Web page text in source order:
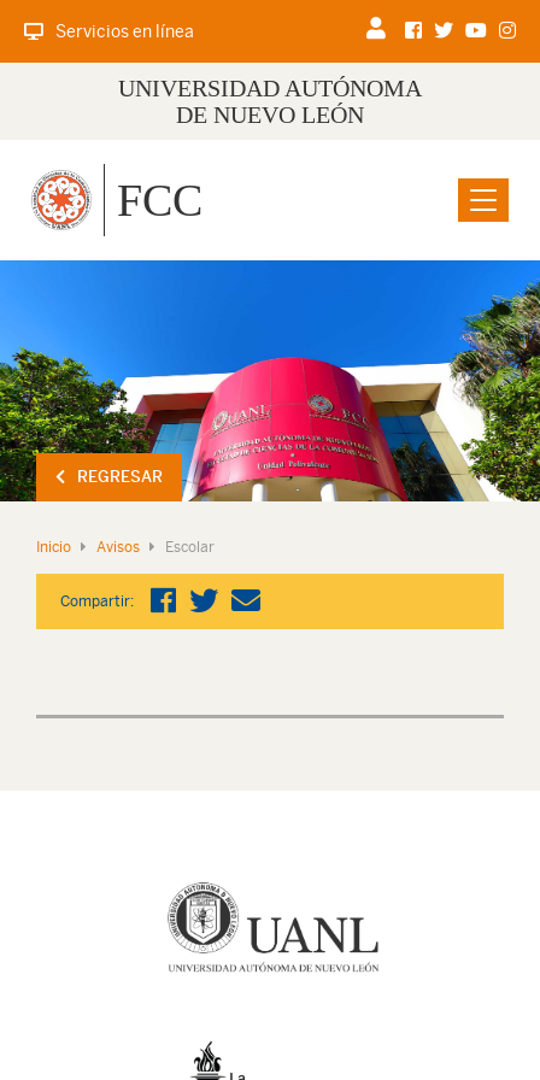
Servicios en línea
UNIVERSIDAD AUTÓNOMA
DE NUEVO LEÓN
Menu
FCC
REGRESAR
Inicio Avisos Escolar
Compartir: